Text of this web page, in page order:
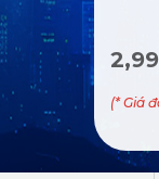
(* Giá